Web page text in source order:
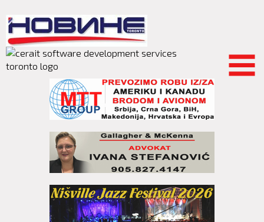
main
content